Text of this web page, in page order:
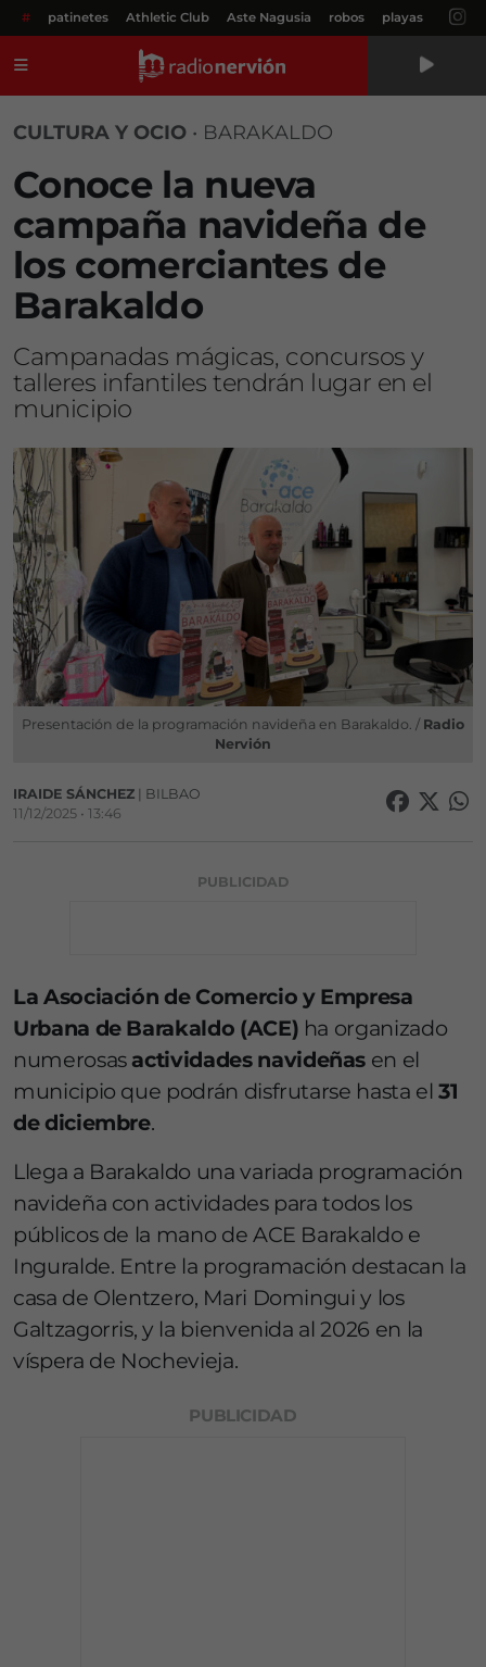
# patinetes Athletic Club Aste Nagusia robos playas
CULTURA Y OCIO • BARAKALDO
Conoce la nueva
campaña navideña de
los comerciantes de
Barakaldo
Campanadas mágicas, concursos y
talleres infantiles tendrán lugar en el
municipio
Presentación de la programación navideña en Barakaldo. / Radio
Nervión
IRAIDE SÁNCHEZ | BILBAO
11/12/2025 • 13:46
PUBLICIDAD
La Asociación de Comercio y Empresa
Urbana de Barakaldo (ACE) ha organizado
numerosas actividades navideñas en el
municipio que podrán disfrutarse hasta el 31
de diciembre.
Llega a Barakaldo una variada programación
navideña con actividades para todos los
públicos de la mano de ACE Barakaldo e
Inguralde. Entre la programación destacan la
casa de Olentzero, Mari Domingui y los
Galtzagorris, y la bienvenida al 2026 en la
víspera de Nochevieja.
PUBLICIDAD